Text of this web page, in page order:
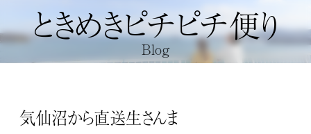
ときめきピチピチ便り
Blog
気仙沼から直送生さんま